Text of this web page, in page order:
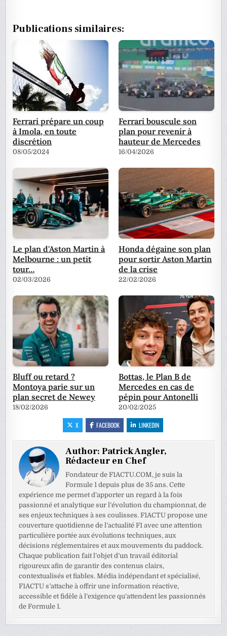
Publications similaires:
Ferrari prépare un coup
à Imola, en toute
discrétion
08/05/2024
Ferrari bouscule son
plan pour revenir à
hauteur de Mercedes
16/04/2026
Le plan d'Aston Martin à
Melbourne : un petit
tour…
02/03/2026
Honda dégaine son plan
pour sortir Aston Martin
de la crise
22/02/2026
Bluff ou retard ?
Montoya parie sur un
plan secret de Newey
18/02/2026
Bottas, le Plan B de
Mercedes en cas de
pépin pour Antonelli
20/02/2025
X FACEBOOK LINKEDIN
Author:Patrick Angler,
Rédacteur en Chef
Fondateur de F1ACTU.COM, je suis la
Formule 1 depuis plus de 35 ans. Cette
expérience me permet d’apporter un regard à la fois
passionné et analytique sur l’évolution du championnat, de
ses enjeux techniques à ses coulisses. F1ACTU propose une
couverture quotidienne de l’actualité F1 avec une attention
particulière portée aux évolutions techniques, aux
décisions réglementaires et aux mouvements du paddock.
Chaque publication fait l’objet d’un travail éditorial
rigoureux afin de garantir des contenus clairs,
contextualisés et fiables. Média indépendant et spécialisé,
F1ACTU s’attache à offrir une information réactive,
accessible et fidèle à l’exigence qu’attendent les passionnés
de Formule 1.